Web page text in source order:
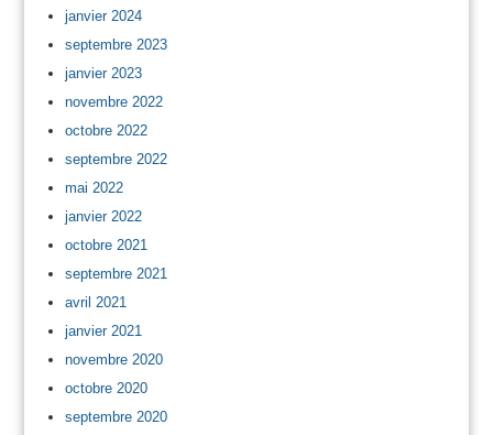
janvier 2024
septembre 2023
janvier 2023
novembre 2022
octobre 2022
septembre 2022
mai 2022
janvier 2022
octobre 2021
septembre 2021
avril 2021
janvier 2021
novembre 2020
octobre 2020
septembre 2020